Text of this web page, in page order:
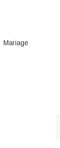
Mariage